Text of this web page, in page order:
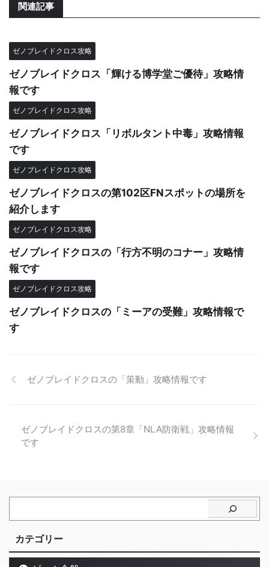
関連記事
ゼノブレイドクロス攻略
ゼノブレイドクロス「輝ける博学堂ご優待」攻略情
報です
ゼノブレイドクロス攻略
ゼノブレイドクロス「リボルタント中毒」攻略情報
です
ゼノブレイドクロス攻略
ゼノブレイドクロスの第102区FNスポットの場所を
紹介します
ゼノブレイドクロス攻略
ゼノブレイドクロスの「行方不明のコナー」攻略情
報です
ゼノブレイドクロス攻略
ゼノブレイドクロスの「ミーアの受難」攻略情報で
す
ゼノブレイドクロスの「策動」攻略情報です
ゼノブレイドクロスの第8章「NLA防衛戦」攻略情報
です
カテゴリー